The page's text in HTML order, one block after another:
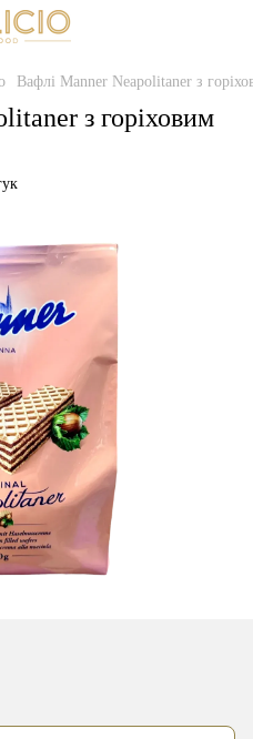
Вафлі Manner Neapolitaner з
з горіховим